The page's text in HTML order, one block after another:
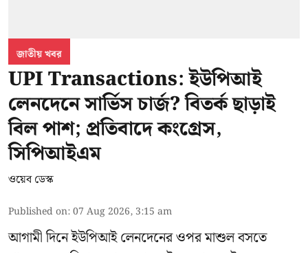
জাতীয় খবর
UPI Transactions: ইউপিআই
লেনদেনে সার্ভিস চার্জ? বিতর্ক ছাড়াই
বিল পাশ; প্রতিবাদে কংগ্রেস,
সিপিআইএম
ওয়েব ডেস্ক
Published on:07 Aug 2026, 3:15 am
আগামী দিনে ইউপিআই লেনদেনের ওপর মাশুল বসতে